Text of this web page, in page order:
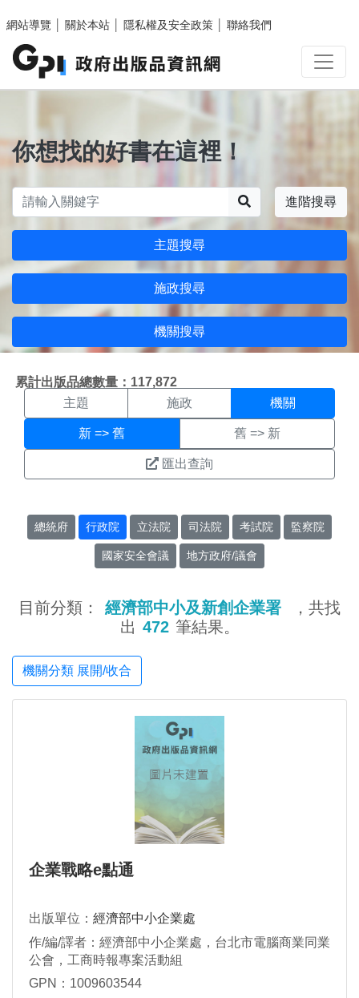
網站導覽
關於本站 隱私權及安全政策 聯絡我們
你想找的好書在這裡！
進階搜尋
主題搜尋
施政搜尋
機關搜尋
累計出版品總數量：117,872
機關搜尋結果頁面
主題 施政 機關
新 => 舊 舊 => 新
匯出查詢
總統府 行政院 立法院 司法院 考試院 監察院
國家安全會議 地方政府/議會
目前分類： 經濟部中小及新創企業署
，共找
出 472 筆結果。
機關分類 展開/收合
企業戰略e點通
出版單位： 經濟部中小企業處
作/編/譯者：經濟部中小企業處，台北市電腦商業同業
公會，工商時報專案活動組
GPN：1009603544